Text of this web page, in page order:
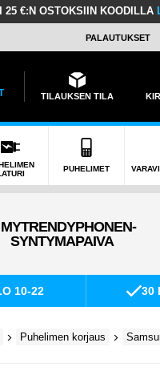
25 €:N OSTOKSIIN KOODILLA
PALAUTUKSET
TILAUKSEN TILA
PUHELIMET
10-22 30
Puhelimen korjaus